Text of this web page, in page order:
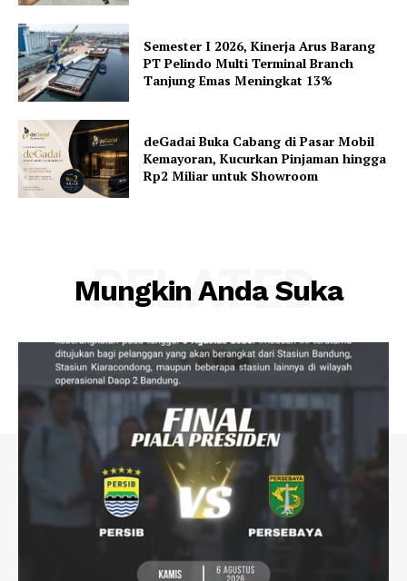
Semester I 2026, Kinerja Arus Barang
PT Pelindo Multi Terminal Branch
Tanjung Emas Meningkat 13%
deGadai Buka Cabang di Pasar Mobil
Kemayoran, Kucurkan Pinjaman hingga
Rp2 Miliar untuk Showroom
Mungkin Anda Suka
RELATED